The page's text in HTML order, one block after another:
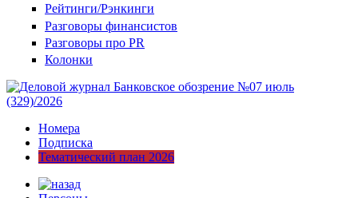
Рейтинги/Рэнкинги
Разговоры финансистов
Разговоры про PR
Колонки
Номера
Подписка
Тематический план 2026